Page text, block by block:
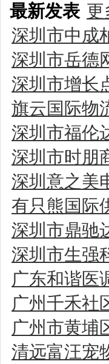
最新发表 更
深圳市中成
深圳市岳德
深圳市增长
旗云国际物
深圳市福伦
深圳市时朋
深圳意之美
有只熊国际
深圳市鼎驰
深圳市生强
广东和谐医
广州千禾社
广州市黄埔
清远富汪宠